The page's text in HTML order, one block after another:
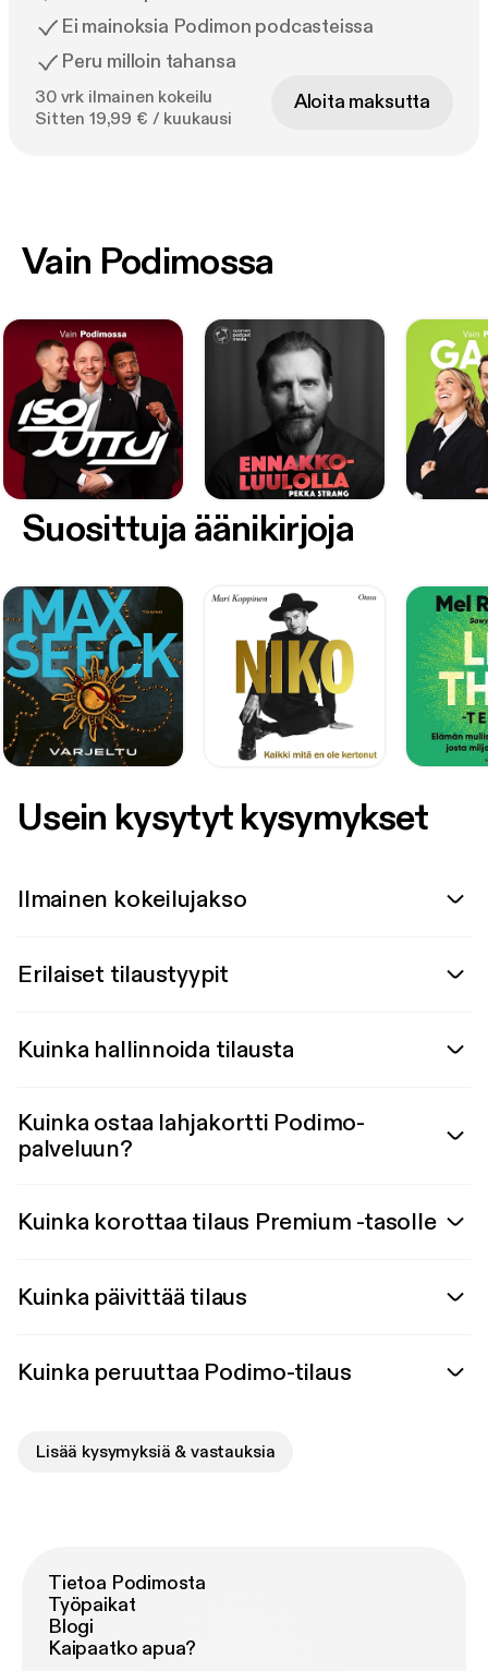
Ei mainoksia Podimon podcasteissa
Peru milloin tahansa
30 vrk ilmainen kokeilu
Sitten 19,99 € / kuukausi
Aloita maksutta
Vain Podimossa
Suosittuja äänikirjoja
Usein kysytyt kysymykset
Ilmainen kokeilujakso
Erilaiset tilaustyypit
Kuinka hallinnoida tilausta
Kuinka ostaa lahjakortti Podimo-
palveluun?
Kuinka korottaa tilaus Premium -tasolle
Kuinka päivittää tilaus
Kuinka peruuttaa Podimo-tilaus
Lisää kysymyksiä & vastauksia
Tietoa Podimosta
Työpaikat
Blogi
Kaipaatko apua?